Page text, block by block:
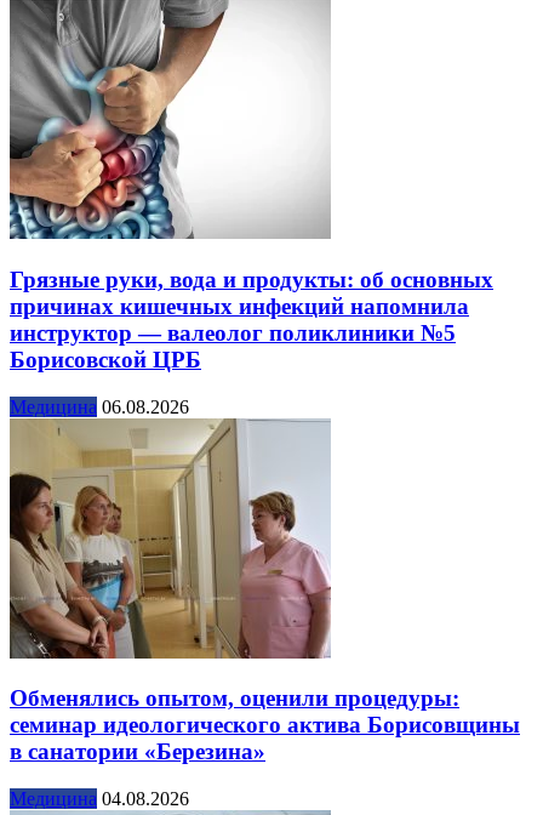
Грязные руки, вода и продукты: об основных
причинах кишечных инфекций напомнила
инструктор — валеолог поликлиники №5
Борисовской ЦРБ
Медицина 06.08.2026
Обменялись опытом, оценили процедуры:
семинар идеологического актива Борисовщины
в санатории «Березина»
Медицина 04.08.2026